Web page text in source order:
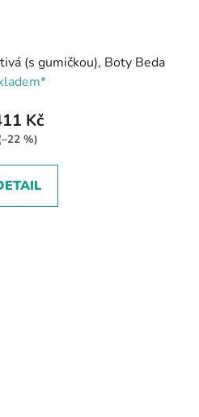
(s gumičkou), Boty Beda
Kč
%)